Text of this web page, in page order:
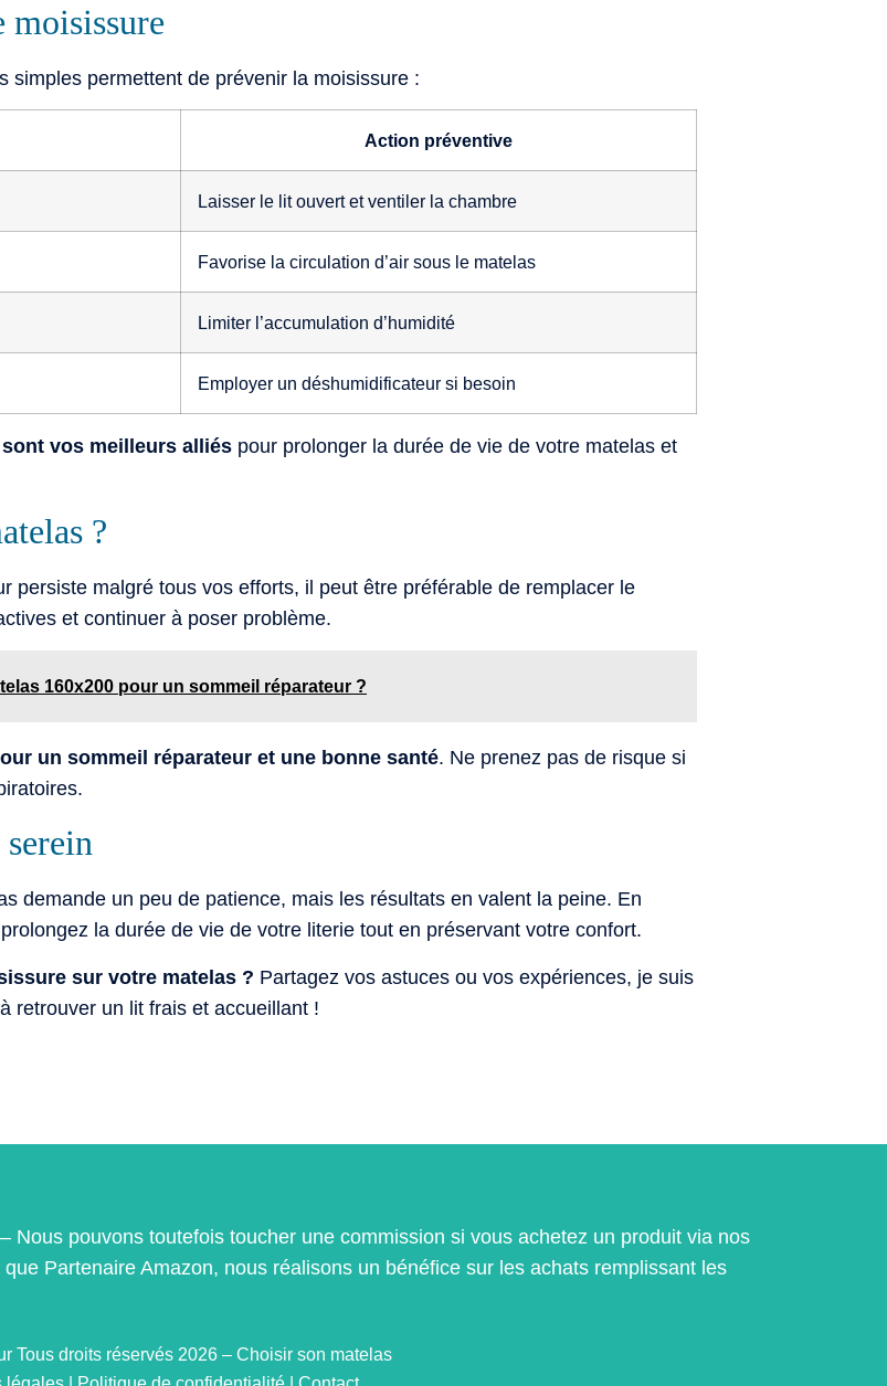
moisissure
simples permettent de prévenir la moisissure :
Action préventive
Laisser le lit ouvert et ventiler la chambre
Favorise la circulation d’air sous le matelas
Limiter l’accumulation d’humidité
Employer un déshumidificateur si besoin
vos meilleurs alliés pour prolonger la durée de vie de votre matelas et
?
persiste malgré tous vos efforts, il peut être préférable de remplacer le
et continuer à poser problème.
160x200 pour un sommeil réparateur ?
un sommeil réparateur et une bonne santé. Ne prenez pas de risque si
demande un peu de patience, mais les résultats en valent la peine. En
la durée de vie de votre literie tout en préservant votre confort.
sur votre matelas ? Partagez vos astuces ou vos expériences, je suis
retrouver un lit frais et accueillant !
Nous pouvons toutefois toucher une commission si vous achetez un produit via nos
Partenaire Amazon, nous réalisons un bénéfice sur les achats remplissant les
Tous droits réservés 2026 – Choisir son matelas